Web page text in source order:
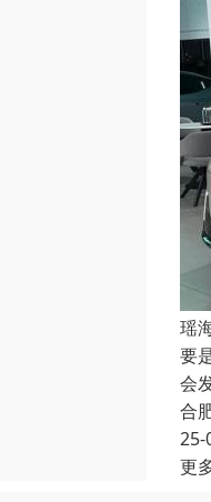
瑶
要
会
合
25-
更